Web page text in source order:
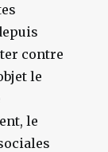
contre
le
le